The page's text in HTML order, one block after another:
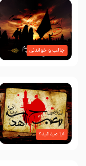
جالب و خواندنی
آیا میدانید؟